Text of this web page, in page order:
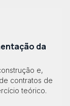
da
e,
contratos de
teórico.